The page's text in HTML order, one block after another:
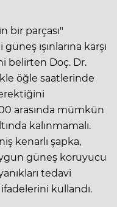
bir parçası"
ışınlarına karşı
belirten Doç. Dr.
öğle saatlerinde
arasında mümkün
kalınmamalı.
kenarlı şapka,
güneş koruyucu
tedavi
kullandı.